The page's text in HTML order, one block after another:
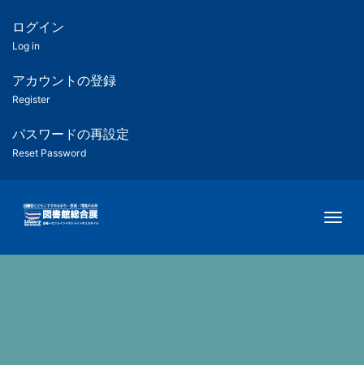
ツ
匿
名
ユ
ー
ー
用
メ
ログイン
Log in
アカウントの登録
Register
パスワードの再設定
Reset Password